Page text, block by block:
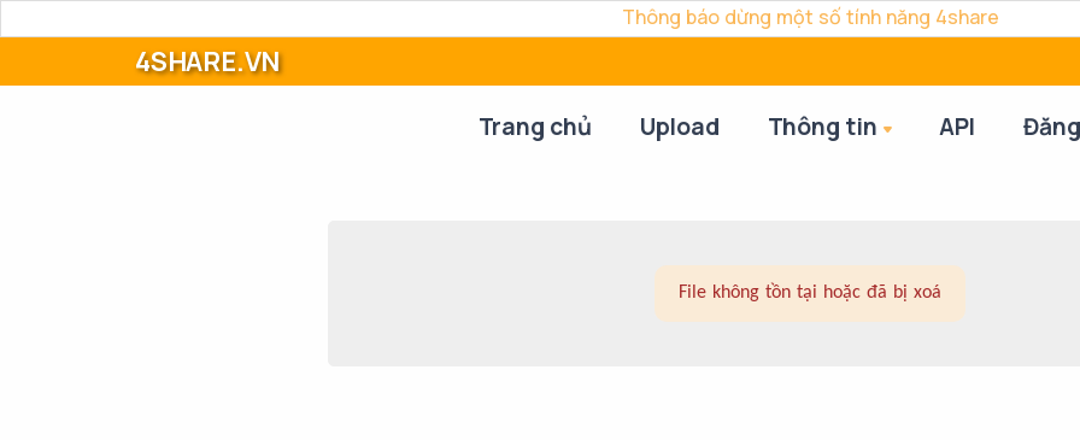
Thông báo dừng một số tính năng 4share
4SHARE.VN
Trang chủ Upload Thông tin API
File không tồn tại hoặc đã bị xoá